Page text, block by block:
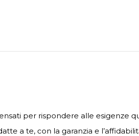
per rispondere alle esigenze
a te, con la garanzia e